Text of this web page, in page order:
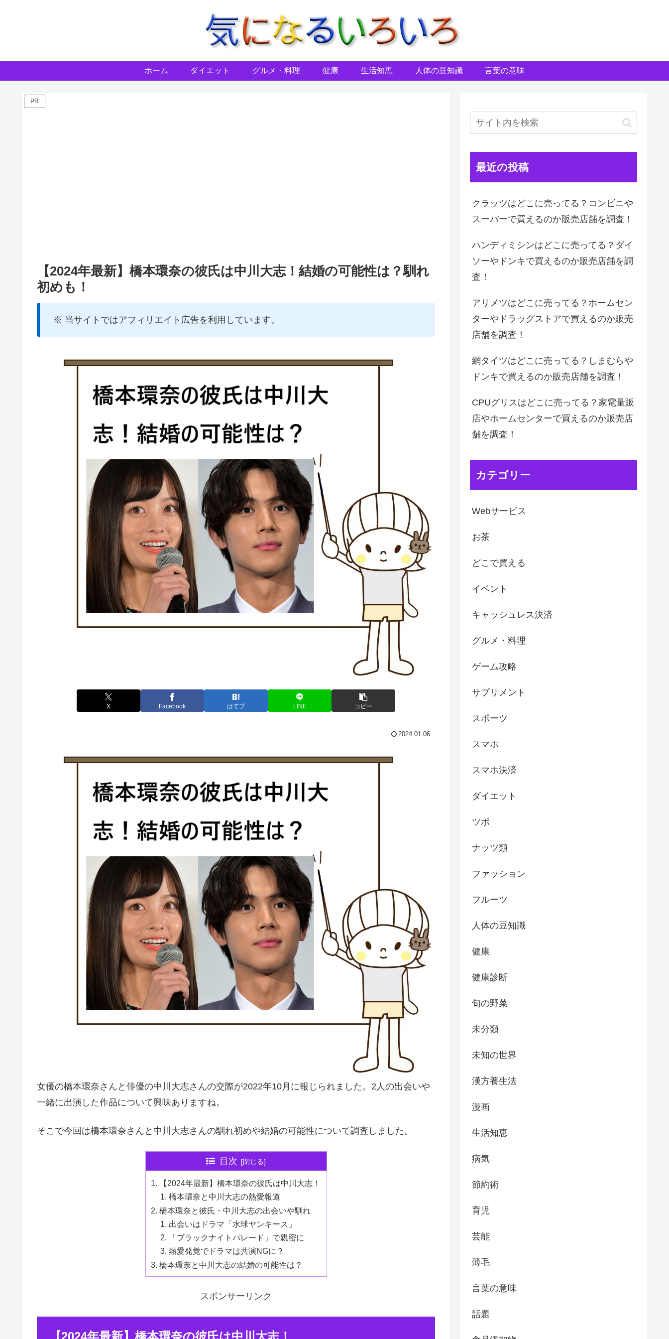
ホーム ダイエット グルメ・料理 健康 生活知恵 人体の豆知識 言葉の意味
PR
【2024年最新】橋本環奈の彼氏は中川大志！結婚の可能性は？馴れ
初めも！
※ 当サイトではアフィリエイト広告を利用しています。
X Facebook はてブ LINE コピー
2024.01.06
女優の橋本環奈さんと俳優の中川大志さんの交際が2022年10月に報じられました。2人の出会いや
一緒に出演した作品について興味ありますね。
そこで今回は橋本環奈さんと中川大志さんの馴れ初めや結婚の可能性について調査しました。
目次
【2024年最新】橋本環奈の彼氏は中川大志！
橋本環奈と中川大志の熱愛報道
橋本環奈と彼氏・中川大志の出会いや馴れ
出会いはドラマ「水球ヤンキース」
「ブラックナイトパレード」で親密に
熱愛発覚でドラマは共演NGに？
橋本環奈と中川大志の結婚の可能性は？
スポンサーリンク
最近の投稿
クラッツはどこに売ってる？コンビニや
スーパーで買えるのか販売店舗を調査！
ハンディミシンはどこに売ってる？ダイ
ソーやドンキで買えるのか販売店舗を調
査！
アリメツはどこに売ってる？ホームセン
ターやドラッグストアで買えるのか販売
店舗を調査！
網タイツはどこに売ってる？しまむらや
ドンキで買えるのか販売店舗を調査！
CPUグリスはどこに売ってる？家電量販
店やホームセンターで買えるのか販売店
舗を調査！
カテゴリー
Webサービス
お茶
どこで買える
イベント
キャッシュレス決済
グルメ・料理
ゲーム攻略
サプリメント
スポーツ
スマホ
スマホ決済
ダイエット
ツボ
ナッツ類
ファッション
フルーツ
人体の豆知識
健康
健康診断
旬の野菜
未分類
未知の世界
漢方養生法
漫画
生活知恵
病気
節約術
育児
芸能
薄毛
言葉の意味
話題